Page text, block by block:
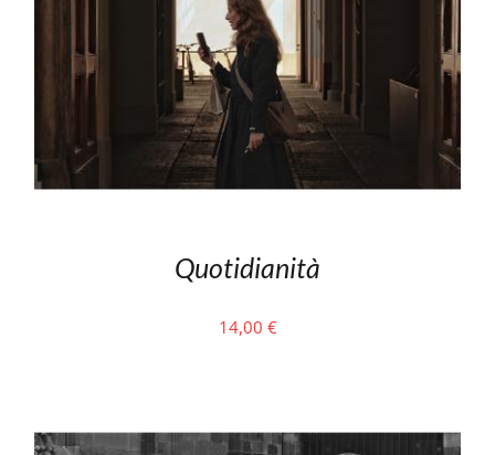
Quotidianità
14,00 €